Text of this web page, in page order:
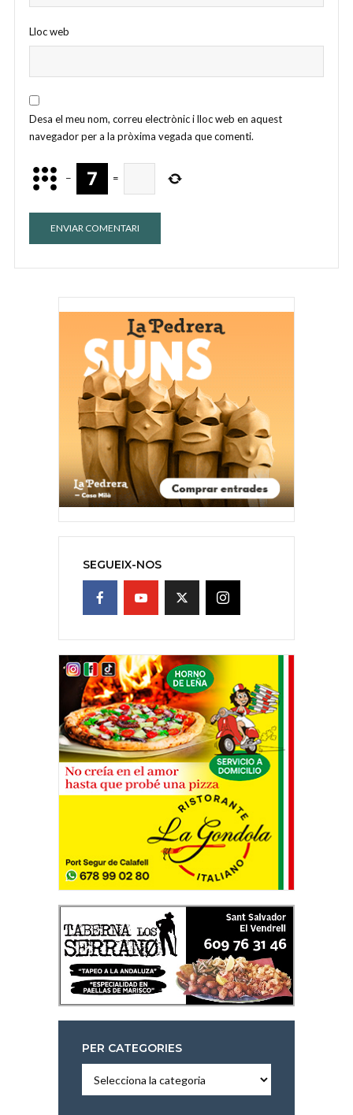
Lloc web
Desa el meu nom, correu electrònic i lloc web en aquest
navegador per a la pròxima vegada que comenti.
− =
SEGUEIX-NOS
PER CATEGORIES
categories